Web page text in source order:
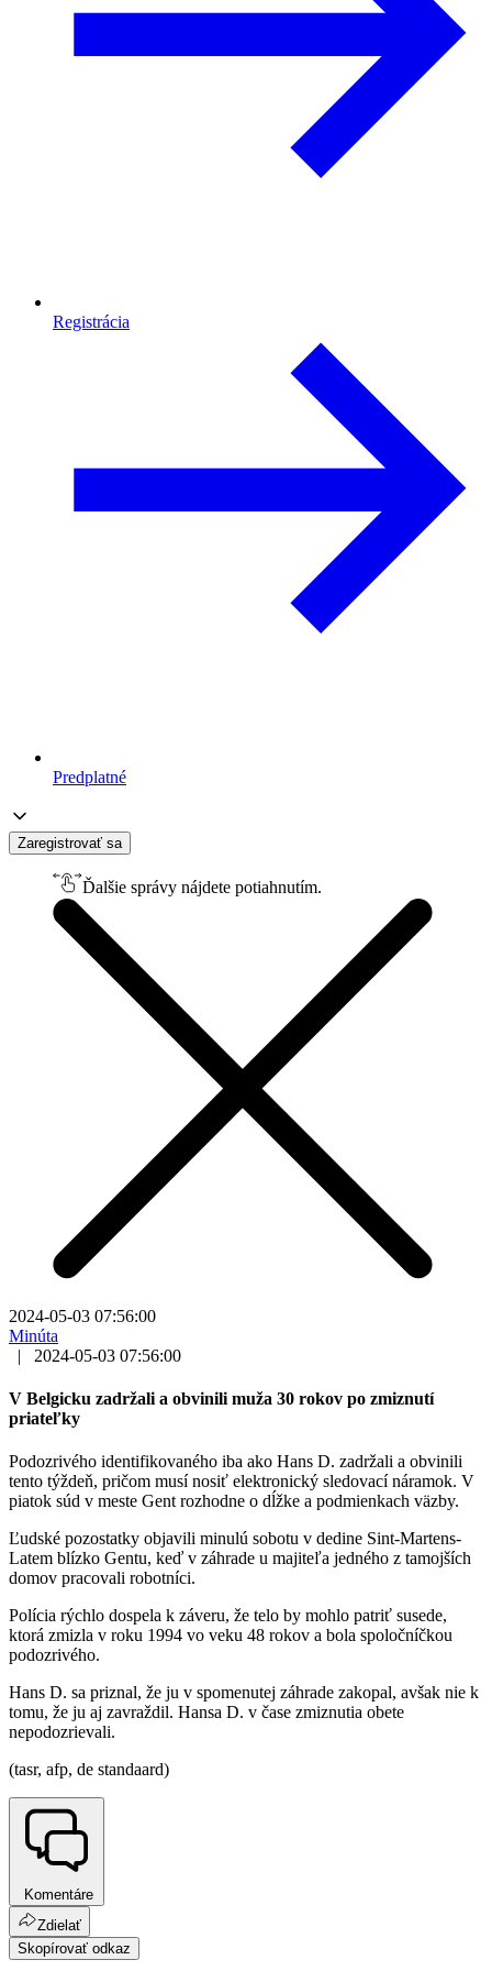
Registrácia
Predplatné
Zaregistrovať sa
Ďalšie správy nájdete potiahnutím.
2024-05-03 07:56:00
Minúta
|
2024-05-03 07:56:00
V Belgicku zadržali a obvinili muža 30 rokov po zmiznutí
priateľky
Podozrivého identifikovaného iba ako Hans D. zadržali a obvinili
tento týždeň, pričom musí nosiť elektronický sledovací náramok. V
piatok súd v meste Gent rozhodne o dĺžke a podmienkach väzby.
Ľudské pozostatky objavili minulú sobotu v dedine Sint-Martens-
Latem blízko Gentu, keď v záhrade u majiteľa jedného z tamojších
domov pracovali robotníci.
Polícia rýchlo dospela k záveru, že telo by mohlo patriť susede,
ktorá zmizla v roku 1994 vo veku 48 rokov a bola spoločníčkou
podozrivého.
Hans D. sa priznal, že ju v spomenutej záhrade zakopal, avšak nie k
tomu, že ju aj zavraždil. Hansa D. v čase zmiznutia obete
nepodozrievali.
(tasr, afp, de standaard)
Komentáre
Zdielať
Skopírovať odkaz